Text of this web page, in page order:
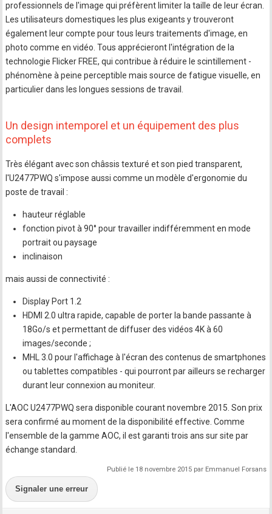
professionnels de l'image qui préfèrent limiter la taille de leur écran.
Les utilisateurs domestiques les plus exigeants y trouveront
également leur compte pour tous leurs traitements d'image, en
photo comme en vidéo. Tous apprécieront l'intégration de la
technologie Flicker FREE, qui contribue à réduire le scintillement -
phénomène à peine perceptible mais source de fatigue visuelle, en
particulier dans les longues sessions de travail.
Un design intemporel et un équipement des plus
complets
Très élégant avec son châssis texturé et son pied transparent,
l'U2477PWQ s'impose aussi comme un modèle d'ergonomie du
poste de travail :
hauteur réglable
fonction pivot à 90° pour travailler indifféremment en mode
portrait ou paysage
inclinaison
mais aussi de connectivité :
Display Port 1.2
HDMI 2.0 ultra rapide, capable de porter la bande passante à
18Go/s et permettant de diffuser des vidéos 4K à 60
images/seconde ;
MHL 3.0 pour l'affichage à l'écran des contenus de smartphones
ou tablettes compatibles - qui pourront par ailleurs se recharger
durant leur connexion au moniteur.
L'AOC U2477PWQ sera disponible courant novembre 2015. Son prix
sera confirmé au moment de la disponibilité effective. Comme
l'ensemble de la gamme AOC, il est garanti trois ans sur site par
échange standard.
Publié le 18 novembre 2015 par Emmanuel Forsans
Signaler une erreur